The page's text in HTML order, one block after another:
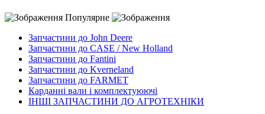
Популярне
Запчастини до John Deere
Запчастини до CASE / New Holland
Запчастини до Fantini
Запчастини до Kverneland
Запчастини до FARMET
Карданні вали і комплектуюючі
ІНШІ ЗАПЧАСТИНИ ДО АГРОТЕХНІКИ